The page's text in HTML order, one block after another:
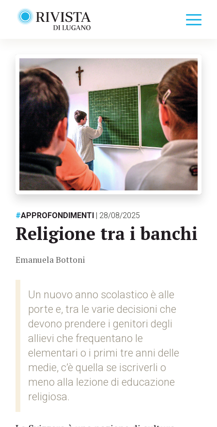
#APPROFONDIMENTI | 28/08/2025
Religione tra i banchi
Emanuela Bottoni
Un nuovo anno scolastico è alle
porte e, tra le varie decisioni che
devono prendere i genitori degli
allievi che frequentano le
elementari o i primi tre anni delle
medie, c’è quella se iscriverli o
meno alla lezione di educazione
religiosa.